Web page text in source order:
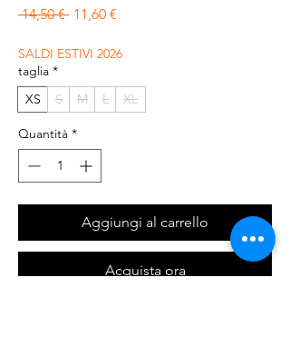
14,50 € Prezzo regolare
11,60 €
SALDI ESTIVI 2026
taglia *
XS
S M L XL
Quantità *
Aggiungi al carrello
Acquista ora